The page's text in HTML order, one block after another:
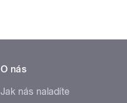
O nás
Jak nás naladíte